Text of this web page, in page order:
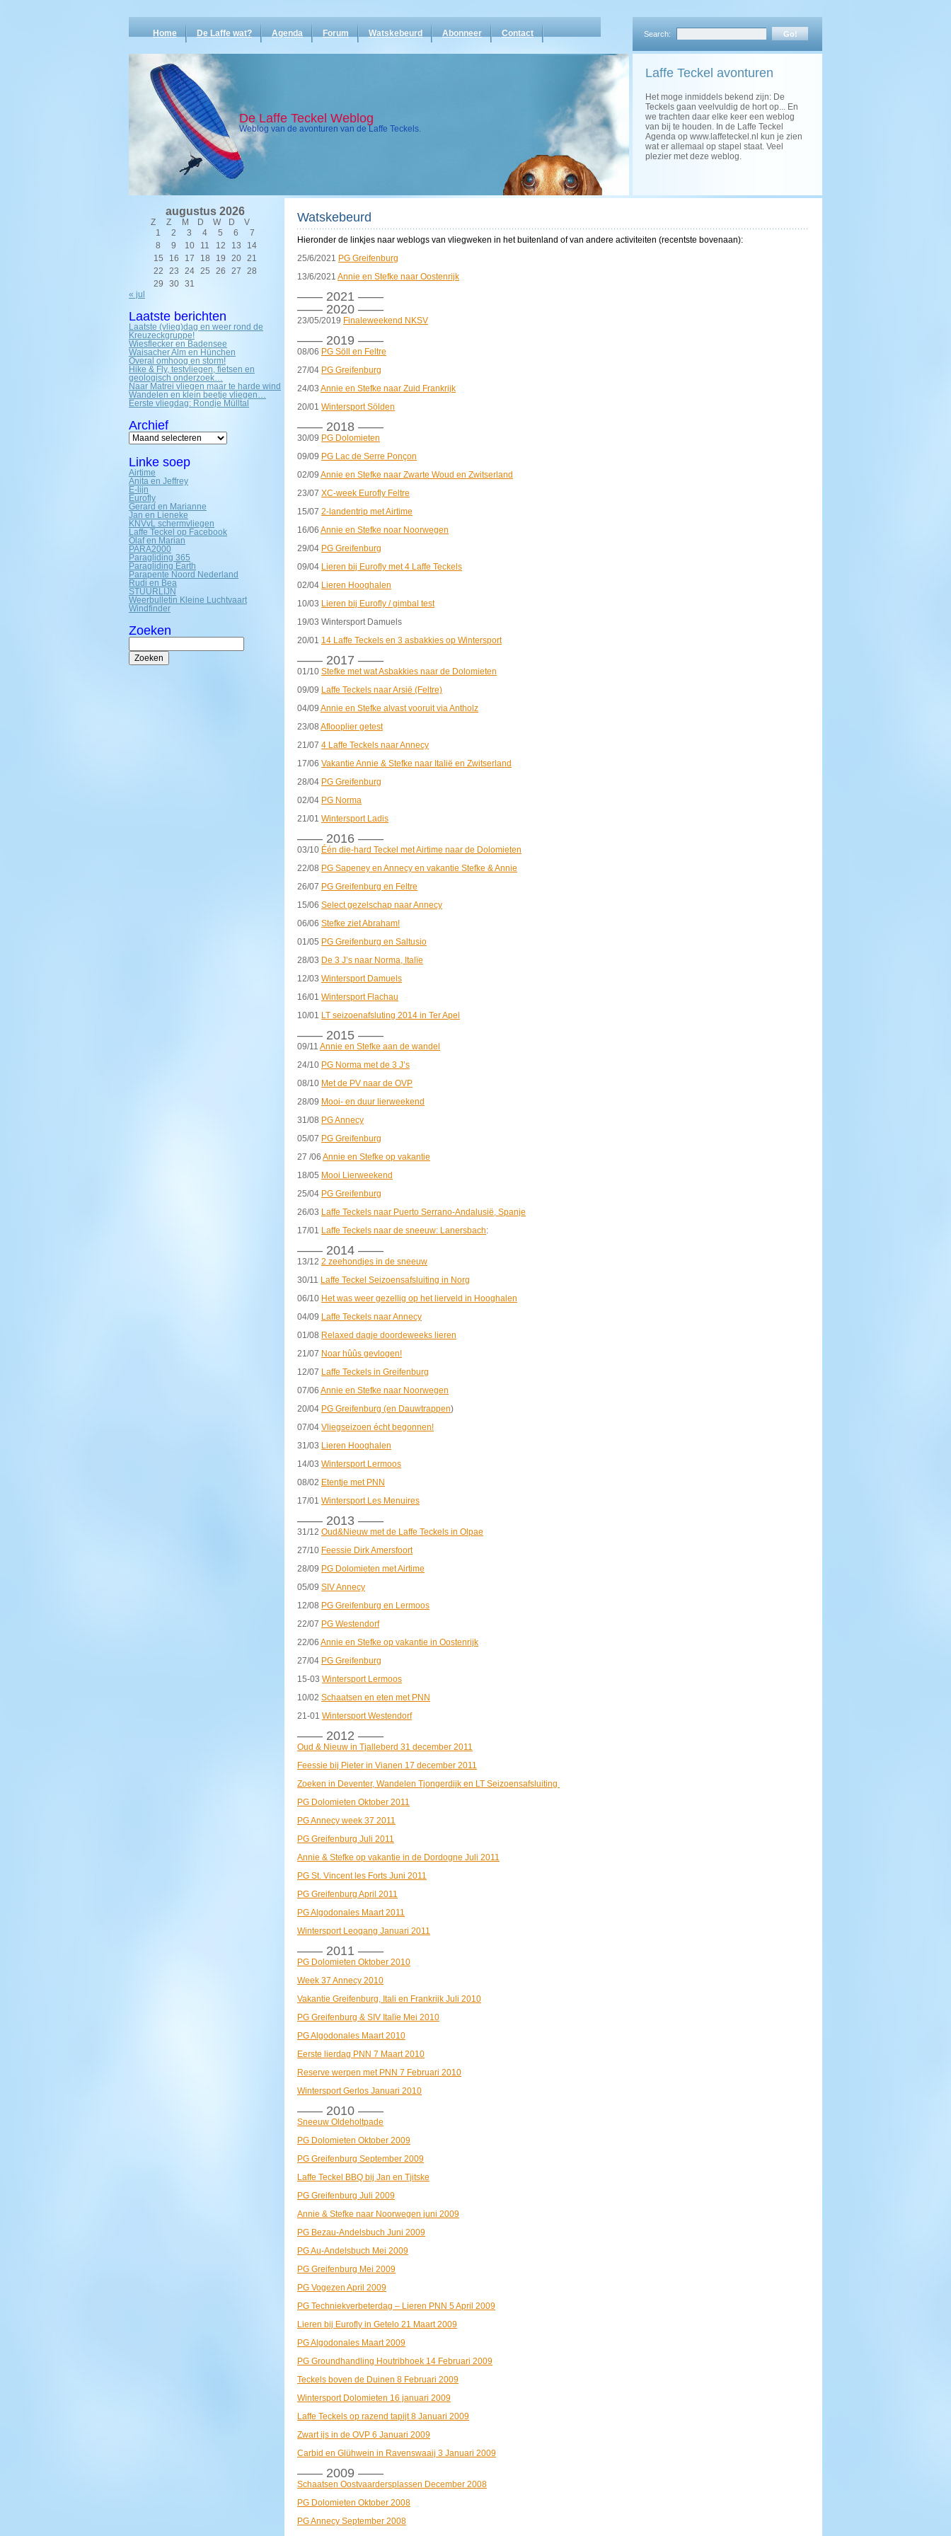
Home De Laffe wat? Agenda Forum Watskebeurd Abonneer Contact Search:
De Laffe Teckel Weblog
Weblog van de avonturen van de Laffe Teckels.
Laffe Teckel avonturen
Het moge inmiddels bekend zijn: De
Teckels gaan veelvuldig de hort op... En
we trachten daar elke keer een weblog
van bij te houden. In de Laffe Teckel
Agenda op www.laffeteckel.nl kun je zien
wat er allemaal op stapel staat. Veel
plezier met deze weblog.
augustus 2026
Z Z M D W D
V
1
2 3 4 5 6
7
8
9 10 11 12 13
14
15
16 17 18 19 20
21
22
23 24 25 26 27
28
29
30
31
« jul
Laatste berichten
Laatste (vlieg)dag en weer rond de
Kreuzeckgruppe!
Wiesflecker en Badensee
Waisacher Alm en Hünchen
Overal omhoog en storm!
Hike & Fly, testvliegen, fietsen en
geologisch onderzoek…
Naar Matrei vliegen maar te harde wind
Wandelen en klein beetje vliegen…
Eerste vliegdag: Rondje Mülltal
Archief
Archief
Linke soep
Airtime
Anita en Jeffrey
E-lijn
Eurofly
Gerard en Marianne
Jan en Lieneke
KNVvL schermvliegen
Laffe Teckel op Facebook
Olaf en Marian
PARA2000
Paragliding 365
Paragliding Earth
Parapente Noord Nederland
Rudi en Bea
STUURLIJN
Weerbulletin Kleine Luchtvaart
Windfinder
Zoeken
Zoeken
naar:
Watskebeurd
Hieronder de linkjes naar weblogs van vliegweken in het buitenland of van andere activiteiten (recentste bovenaan):
25/6/2021 PG Greifenburg
13/6/2021 Annie en Stefke naar Oostenrijk
—— 2021 ——
—— 2020 ——
23/05/2019 Finaleweekend NKSV
—— 2019 ——
08/06 PG Söll en Feltre
27/04 PG Greifenburg
24/03 Annie en Stefke naar Zuid Frankrijk
20/01 Wintersport Sölden
—— 2018 ——
30/09 PG Dolomieten
09/09 PG Lac de Serre Ponçon
02/09 Annie en Stefke naar Zwarte Woud en Zwitserland
23/07 XC-week Eurofly Feltre
15/07 2-landentrip met Airtime
16/06 Annie en Stefke noar Noorwegen
29/04 PG Greifenburg
09/04 Lieren bij Eurofly met 4 Laffe Teckels
02/04 Lieren Hooghalen
10/03 Lieren bij Eurofly / gimbal test
19/03 Wintersport Damuels
20/01 14 Laffe Teckels en 3 asbakkies op Wintersport
—— 2017 ——
01/10 Stefke met wat Asbakkies naar de Dolomieten
09/09 Laffe Teckels naar Arsië (Feltre)
04/09 Annie en Stefke alvast vooruit via Antholz
23/08 Aflooplier getest
21/07 4 Laffe Teckels naar Annecy
17/06 Vakantie Annie & Stefke naar Italië en Zwitserland
28/04 PG Greifenburg
02/04 PG Norma
21/01 Wintersport Ladis
—— 2016 ——
03/10 Één die-hard Teckel met Airtime naar de Dolomieten
22/08 PG Sapeney en Annecy en vakantie Stefke & Annie
26/07 PG Greifenburg en Feltre
15/06 Select gezelschap naar Annecy
06/06 Stefke ziet Abraham!
01/05 PG Greifenburg en Saltusio
28/03 De 3 J’s naar Norma, Italïe
12/03 Wintersport Damuels
16/01 Wintersport Flachau
10/01 LT seizoenafsluting 2014 in Ter Apel
—— 2015 ——
09/11 Annie en Stefke aan de wandel
24/10 PG Norma met de 3 J’s
08/10 Met de PV naar de OVP
28/09 Mooi- en duur lierweekend
31/08 PG Annecy
05/07 PG Greifenburg
27 /06 Annie en Stefke op vakantie
18/05 Mooi Lierweekend
25/04 PG Greifenburg
26/03 Laffe Teckels naar Puerto Serrano-Andalusië, Spanje
17/01 Laffe Teckels naar de sneeuw: Lanersbach:
—— 2014 ——
13/12 2 zeehondjes in de sneeuw
30/11 Laffe Teckel Seizoensafsluiting in Norg
06/10 Het was weer gezellig op het lierveld in Hooghalen
04/09 Laffe Teckels naar Annecy
01/08 Relaxed dagje doordeweeks lieren
21/07 Noar hûûs gevlogen!
12/07 Laffe Teckels in Greifenburg
07/06 Annie en Stefke naar Noorwegen
20/04 PG Greifenburg (en Dauwtrappen)
07/04 Vliegseizoen écht begonnen!
31/03 Lieren Hooghalen
14/03 Wintersport Lermoos
08/02 Etentje met PNN
17/01 Wintersport Les Menuires
—— 2013 ——
31/12 Oud&Nieuw met de Laffe Teckels in Olpae
27/10 Feessie Dirk Amersfoort
28/09 PG Dolomieten met Airtime
05/09 SIV Annecy
12/08 PG Greifenburg en Lermoos
22/07 PG Westendorf
22/06 Annie en Stefke op vakantie in Oostenrijk
27/04 PG Greifenburg
15-03 Wintersport Lermoos
10/02 Schaatsen en eten met PNN
21-01 Wintersport Westendorf
—— 2012 ——
Oud & Nieuw in Tjalleberd 31 december 2011
Feessie bij Pieter in Vianen 17 december 2011
Zoeken in Deventer, Wandelen Tjongerdijk en LT Seizoensafsluiting
PG Dolomieten Oktober 2011
PG Annecy week 37 2011
PG Greifenburg Juli 2011
Annie & Stefke op vakantie in de Dordogne Juli 2011
PG St. Vincent les Forts Juni 2011
PG Greifenburg April 2011
PG Algodonales Maart 2011
Wintersport Leogang Januari 2011
—— 2011 ——
PG Dolomieten Oktober 2010
Week 37 Annecy 2010
Vakantie Greifenburg, Itali en Frankrijk Juli 2010
PG Greifenburg & SIV Italïe Mei 2010
PG Algodonales Maart 2010
Eerste lierdag PNN 7 Maart 2010
Reserve werpen met PNN 7 Februari 2010
Wintersport Gerlos Januari 2010
—— 2010 ——
Sneeuw Oldeholtpade
PG Dolomieten Oktober 2009
PG Greifenburg September 2009
Laffe Teckel BBQ bij Jan en Tjitske
PG Greifenburg Juli 2009
Annie & Stefke naar Noorwegen juni 2009
PG Bezau-Andelsbuch Juni 2009
PG Au-Andelsbuch Mei 2009
PG Greifenburg Mei 2009
PG Vogezen April 2009
PG Techniekverbeterdag – Lieren PNN 5 April 2009
Lieren bij Eurofly in Getelo 21 Maart 2009
PG Algodonales Maart 2009
PG Groundhandling Houtribhoek 14 Februari 2009
Teckels boven de Duinen 8 Februari 2009
Wintersport Dolomieten 16 januari 2009
Laffe Teckels op razend tapijt 8 Januari 2009
Zwart ijs in de OVP 6 Januari 2009
Carbid en Glühwein in Ravenswaaij 3 Januari 2009
—— 2009 ——
Schaatsen Oostvaardersplassen December 2008
PG Dolomieten Oktober 2008
PG Annecy September 2008